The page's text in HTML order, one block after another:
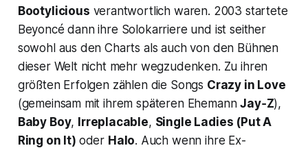
Bootylicious verantwortlich waren. 2003 startete
Beyoncé dann ihre Solokarriere und ist seither
sowohl aus den Charts als auch von den Bühnen
dieser Welt nicht mehr wegzudenken. Zu ihren
größten Erfolgen zählen die Songs Crazy in Love
(gemeinsam mit ihrem späteren EhemannJay‑Z),
Baby Boy, Irreplacable, Single Ladies (Put A
Ring on It) oder Halo. Auch wenn ihre Ex-